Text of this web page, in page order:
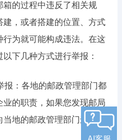
的过程中违反了相关规
建，或者搭建的位置、方式
为就可能构成违法。在这
下几种方式进行举报：
报：各地的邮政管理部门都
的职责，如果您发现邮局
地的邮政管理部门进行举